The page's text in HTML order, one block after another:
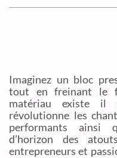
Imaginez un bloc
tout en freinant le
matériau existe il
révolutionne les
performants ainsi
d’horizon des
entrepreneurs et